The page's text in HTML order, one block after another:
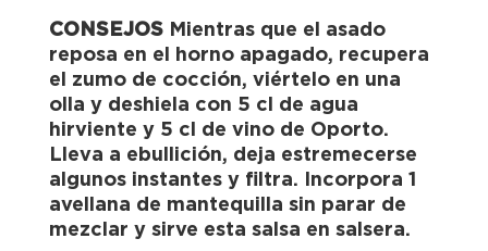
CONSEJOSMientras que el asado
reposa en el horno apagado, recupera
el zumo de cocción, viértelo en una
olla y deshiela con 5 cl de agua
hirviente y 5 cl de vino de Oporto.
Lleva a ebullición, deja estremecerse
algunos instantes y filtra. Incorpora 1
avellana de mantequilla sin parar de
mezclar y sirve esta salsa en salsera.